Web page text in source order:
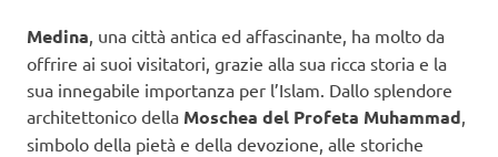
Medina, una città antica ed affascinante, ha molto da
offrire ai suoi visitatori, grazie alla sua ricca storia e la
sua innegabile importanza per l’Islam. Dallo splendore
architettonico della Moschea del Profeta Muhammad,
simbolo della pietà e della devozione, alle storiche